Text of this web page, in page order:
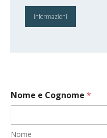
Informazioni
Nome e Cognome *
Nome